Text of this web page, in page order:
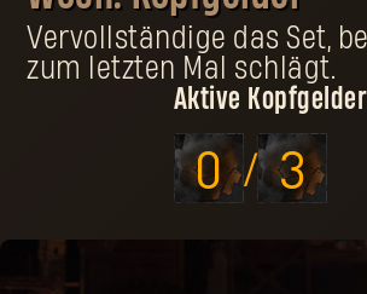
Vervollständige das Set,
zum letzten Mal schlägt.
Aktive Kopfgelder
0 / 3